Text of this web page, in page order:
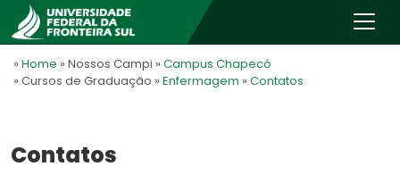
» Home » Nossos Campi » Campus Chapecó
» Cursos de Graduação » Enfermagem » Contatos
Contatos